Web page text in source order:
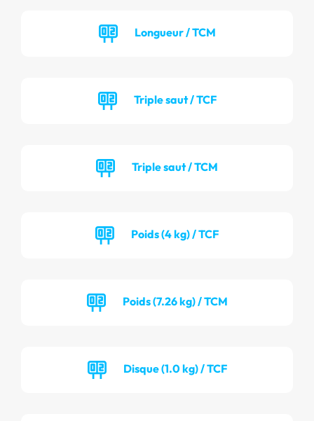
Longueur / TCM
Triple saut / TCF
Triple saut / TCM
Poids (4 kg) / TCF
Poids (7.26 kg) / TCM
Disque (1.0 kg) / TCF